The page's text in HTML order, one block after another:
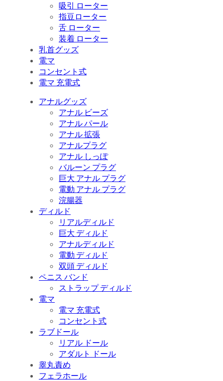
吸引 ローター
指豆ローター
舌 ローター
装着 ローター
乳首グッズ
電マ
コンセント式
電マ 充電式
アナルグッズ
アナル ビーズ
アナル パール
アナル 拡張
アナルプラグ
アナル しっぽ
バルーン プラグ
巨大 アナル プラグ
電動 アナル プラグ
浣腸器
ディルド
リアルディルド
巨大 ディルド
アナルディルド
電動 ディルド
双頭 ディルド
ペニス バンド
ストラップ ディルド
電マ
電マ 充電式
コンセント式
ラブドール
リアル ドール
アダルト ドール
睾丸責め
フェラホール